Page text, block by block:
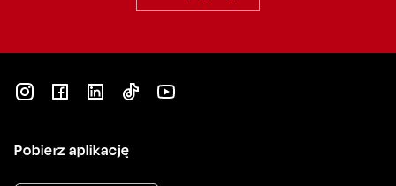
Pobierz aplikację